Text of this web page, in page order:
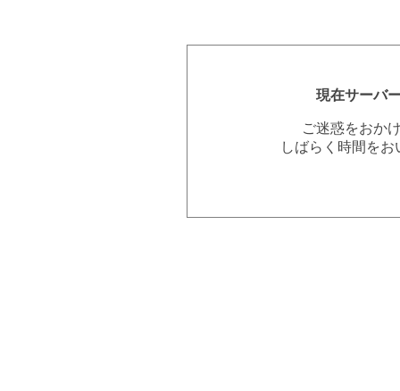
現在サーバ
ご迷惑をおか
しばらく時間を